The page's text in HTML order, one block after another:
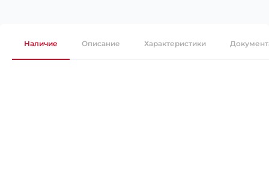
Наличие Описание Характеристики